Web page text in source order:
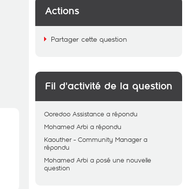
Actions
Partager cette question
Fil d'activité de la question
Ooredoo Assistance a répondu
Mohamed Arbi a répondu
Kaouther - Community Manager a
répondu
Mohamed Arbi a posé une nouvelle
question